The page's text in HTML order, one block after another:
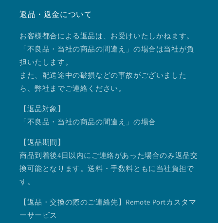
返品・返金について
お客様都合による返品は、お受けいたしかねます。
「不良品・当社の商品の間違え」の場合は当社が負
担いたします。
また、配送途中の破損などの事故がございました
ら、弊社までご連絡ください。
【返品対象】
「不良品・当社の商品の間違え」の場合
【返品期間】
商品到着後4日以内にご連絡があった場合のみ返品交
換可能となります。送料・手数料ともに当社負担で
す。
【返品・交換の際のご連絡先】Remote Portカスタマ
ーサービス